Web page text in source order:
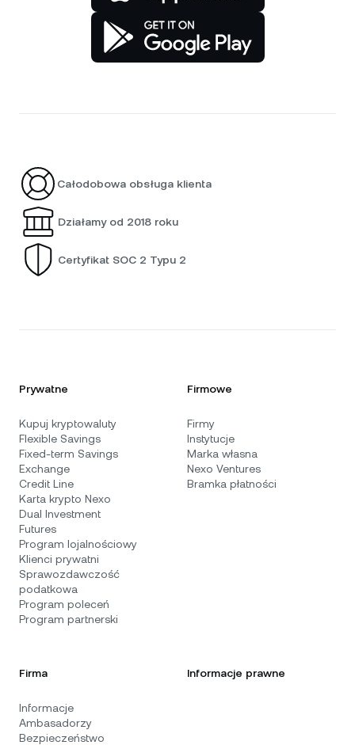
Całodobowa obsługa klienta
Działamy od 2018 roku
Certyfikat SOC 2 Typu 2
Prywatne
Kupuj kryptowaluty
Flexible Savings
Fixed-term Savings
Exchange
Credit Line
Karta krypto Nexo
Dual Investment
Futures
Program lojalnościowy
Klienci prywatni
Sprawozdawczość
podatkowa
Program poleceń
Program partnerski
Firmowe
Firmy
Instytucje
Marka własna
Nexo Ventures
Bramka płatności
Firma
Informacje
Ambasadorzy
Bezpieczeństwo
Informacje prawne